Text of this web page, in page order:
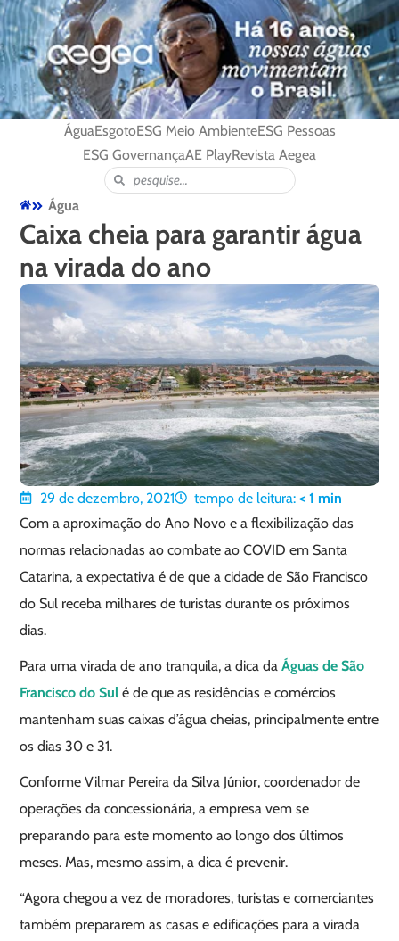
ÁguaEsgotoESG Meio AmbienteESG Pessoas
ESG GovernançaAE PlayRevista Aegea
Água
Caixa cheia para garantir água
na virada do ano
29 de dezembro, 2021 tempo de leitura: < 1 min
Com a aproximação do Ano Novo e a flexibilização das
normas relacionadas ao combate ao COVID em Santa
Catarina, a expectativa é de que a cidade de São Francisco
do Sul receba milhares de turistas durante os próximos
dias.
Para uma virada de ano tranquila, a dica daÁguas de São
Francisco do Sul é de que as residências e comércios
mantenham suas caixas d’água cheias, principalmente entre
os dias 30 e 31.
Conforme Vilmar Pereira da Silva Júnior, coordenador de
operações da concessionária, a empresa vem se
preparando para este momento ao longo dos últimos
meses. Mas, mesmo assim, a dica é prevenir.
“Agora chegou a vez de moradores, turistas e comerciantes
também prepararem as casas e edificações para a virada